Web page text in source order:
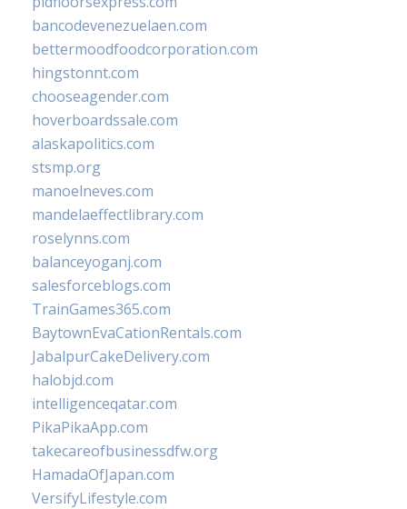
bancodevenezuelaen.com
bettermoodfoodcorporation.com
hingstonnt.com
chooseagender.com
hoverboardssale.com
alaskapolitics.com
stsmp.org
manoelneves.com
mandelaeffectlibrary.com
roselynns.com
balanceyoganj.com
salesforceblogs.com
TrainGames365.com
BaytownEvaCationRentals.com
JabalpurCakeDelivery.com
halobjd.com
intelligenceqatar.com
PikaPikaApp.com
takecareofbusinessdfw.org
HamadaOfJapan.com
VersifyLifestyle.com